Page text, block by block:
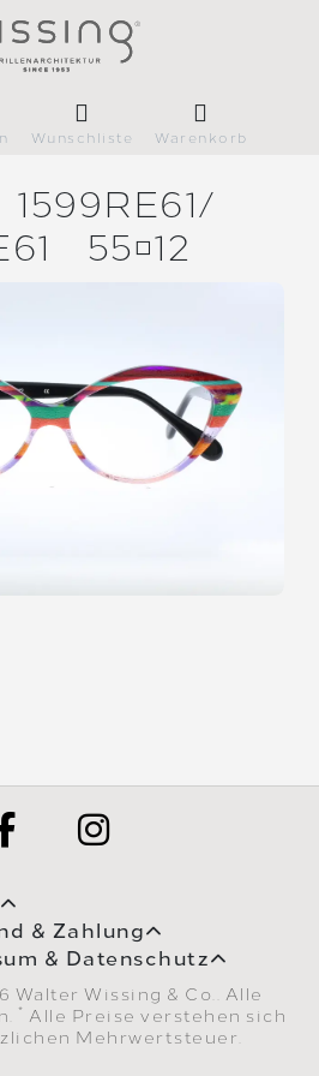
Wunschliste Warenkorb
1599RE61/
5512
& Zahlung
& Datenschutz
Walter Wissing & Co.. Alle
* Alle Preise verstehen sich
Mehrwertsteuer.